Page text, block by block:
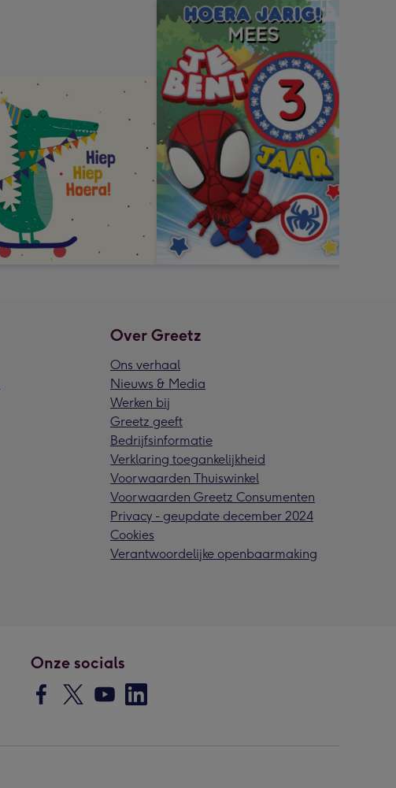
Over Greetz
Ons verhaal
Nieuws & Media
Werken bij
Greetz geeft
Bedrijfsinformatie
Verklaring toegankelijkheid
Voorwaarden Thuiswinkel
Voorwaarden Greetz Consumenten
Privacy - geupdate december 2024
Cookies
Verantwoordelijke openbaarmaking
Onze socials